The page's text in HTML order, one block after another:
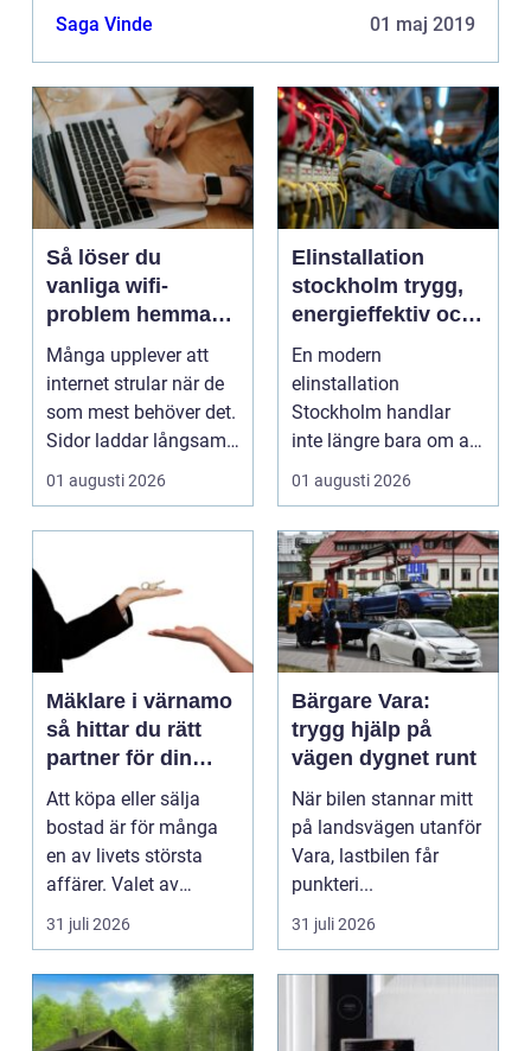
vädret behövs plåtslageri detaljer, där du kan
Saga Vinde 01 maj 2019
Så löser du
vanliga wifi-
problem hemma
och på jobbet
Många upplever att
internet strular när de
som mest behöver det.
Sidor laddar långsamt,
videos hacka...
01 augusti 2026
Elinstallation
stockholm trygg,
energieffektiv och
framtidssäker el i
företagslokaler
En modern
elinstallation
Stockholm handlar
inte längre bara om att
få belysning och uttag
på rätt pl...
01 augusti 2026
Mäklare i värnamo
så hittar du rätt
partner för din
bostadsaffär
Att köpa eller sälja
bostad är för många
en av livets största
affärer. Valet av
mäklare Värnamo
påve...
31 juli 2026
Bärgare Vara:
trygg hjälp på
vägen dygnet runt
När bilen stannar mitt
på landsvägen utanför
Vara, lastbilen får
punkteri...
31 juli 2026